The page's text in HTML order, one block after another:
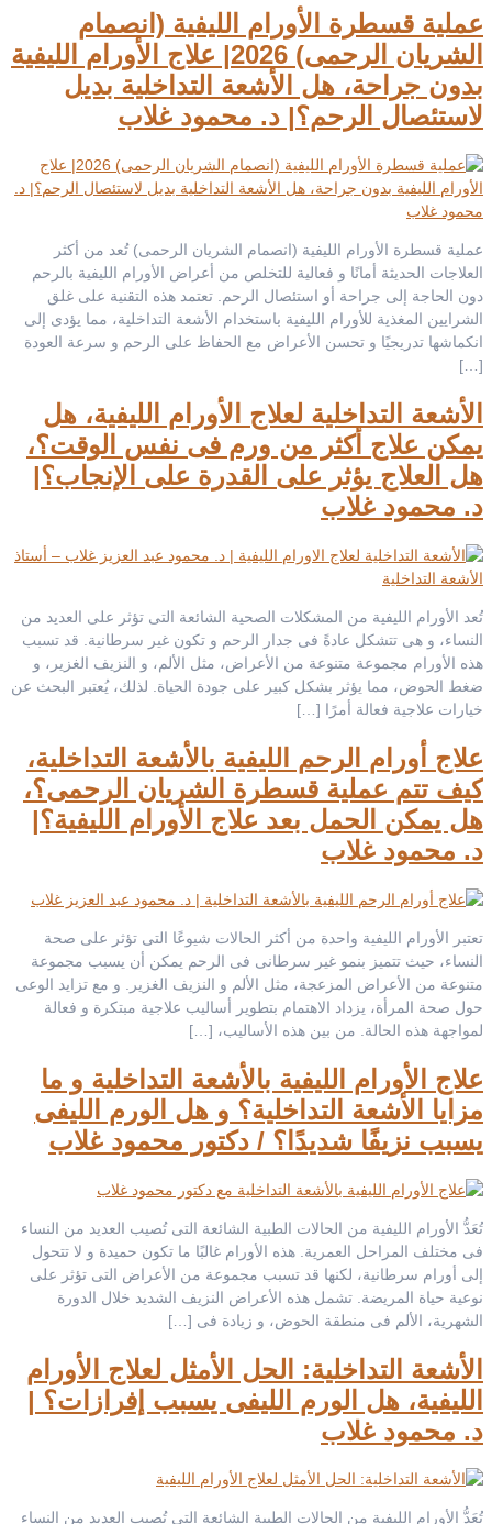
عملية قسطرة الأورام الليفية (انصمام
الشريان الرحمى) 2026| علاج الأورام الليفية
بدون جراحة، هل الأشعة التداخلية بديل
لاستئصال الرحم؟| د. محمود غلاب
عملية قسطرة الأورام الليفية (انصمام الشريان الرحمى) تُعد من أكثر
العلاجات الحديثة أمانًا و فعالية للتخلص من أعراض الأورام الليفية بالرحم
دون الحاجة إلى جراحة أو استئصال الرحم. تعتمد هذه التقنية على غلق
الشرايين المغذية للأورام الليفية باستخدام الأشعة التداخلية، مما يؤدى إلى
انكماشها تدريجيًا و تحسن الأعراض مع الحفاظ على الرحم و سرعة العودة
[…]
الأشعة التداخلية لعلاج الأورام الليفية، هل
يمكن علاج أكثر من ورم فى نفس الوقت؟،
هل العلاج يؤثر على القدرة على الإنجاب؟|
د. محمود غلاب
تُعد الأورام الليفية من المشكلات الصحية الشائعة التى تؤثر على العديد من
النساء، و هى تتشكل عادةً فى جدار الرحم و تكون غير سرطانية. قد تسبب
هذه الأورام مجموعة متنوعة من الأعراض، مثل الألم، و النزيف الغزير، و
ضغط الحوض، مما يؤثر بشكل كبير على جودة الحياة. لذلك، يُعتبر البحث عن
خيارات علاجية فعالة أمرًا […]
علاج أورام الرحم الليفية بالأشعة التداخلية،
كيف تتم عملية قسطرة الشريان الرحمى؟،
هل يمكن الحمل بعد علاج الأورام الليفية؟|
د. محمود غلاب
ُتعتبر الأورام الليفية واحدة من أكثر الحالات شيوعًا التى تؤثر على صحة
النساء، حيث تتميز بنمو غير سرطانى فى الرحم يمكن أن يسبب مجموعة
متنوعة من الأعراض المزعجة، مثل الألم و النزيف الغزير. و مع تزايد الوعى
حول صحة المرأة، يزداد الاهتمام بتطوير أساليب علاجية مبتكرة و فعالة
لمواجهة هذه الحالة. من بين هذه الأساليب، […]
علاج الأورام الليفية بالأشعة التداخلية و ما
مزايا الأشعة التداخلية؟ و هل الورم الليفى
يسبب نزيفًا شديدًا؟ / دكتور محمود غلاب
تُعَدُّ الأورام الليفية من الحالات الطبية الشائعة التى تُصيب العديد من النساء
فى مختلف المراحل العمرية. هذه الأورام غالبًا ما تكون حميدة و لا تتحول
إلى أورام سرطانية، لكنها قد تسبب مجموعة من الأعراض التى تؤثر على
نوعية حياة المريضة. تشمل هذه الأعراض النزيف الشديد خلال الدورة
الشهرية، الألم فى منطقة الحوض، و زيادة فى […]
الأشعة التداخلية: الحل الأمثل لعلاج الأورام
الليفية، هل الورم الليفى يسبب إفرازات؟ |
د. محمود غلاب
تُعَدُّ الأورام الليفية من الحالات الطبية الشائعة التى تُصيب العديد من النساء